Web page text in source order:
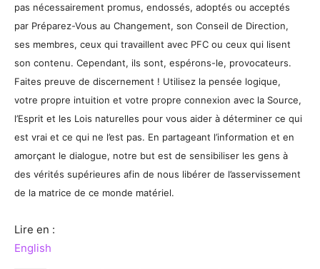
pas nécessairement promus, endossés, adoptés ou acceptés
par Préparez-Vous au Changement, son Conseil de Direction,
ses membres, ceux qui travaillent avec PFC ou ceux qui lisent
son contenu. Cependant, ils sont, espérons-le, provocateurs.
Faites preuve de discernement ! Utilisez la pensée logique,
votre propre intuition et votre propre connexion avec la Source,
l’Esprit et les Lois naturelles pour vous aider à déterminer ce qui
est vrai et ce qui ne l’est pas. En partageant l’information et en
amorçant le dialogue, notre but est de sensibiliser les gens à
des vérités supérieures afin de nous libérer de l’asservissement
de la matrice de ce monde matériel.
Lire en :
English